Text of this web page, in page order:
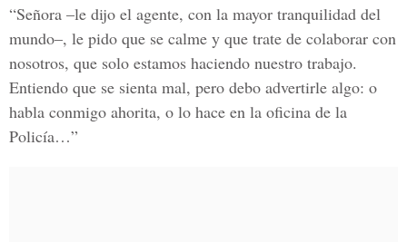
“Señora –le dijo el agente, con la mayor tranquilidad del
mundo–, le pido que se calme y que trate de colaborar con
nosotros, que solo estamos haciendo nuestro trabajo.
Entiendo que se sienta mal, pero debo advertirle algo: o
habla conmigo ahorita, o lo hace en la oficina de la
Policía…”